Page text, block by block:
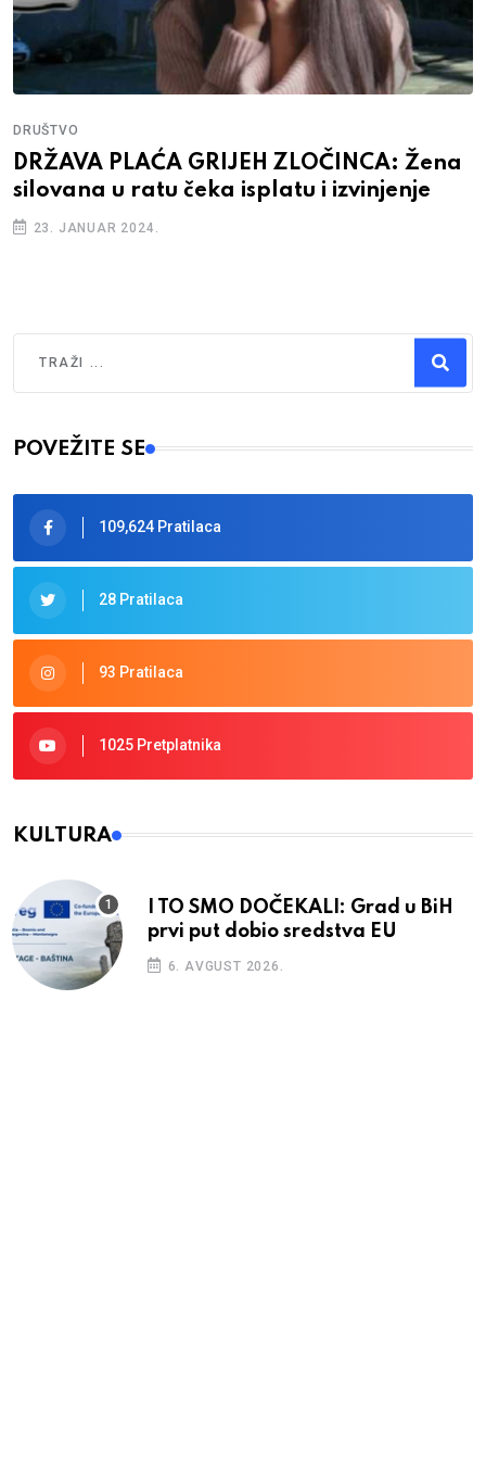
DRUŠTVO
DRŽAVA PLAĆA GRIJEH ZLOČINCA: Žena
silovana u ratu čeka isplatu i izvinjenje
23. JANUAR 2024.
Type 2 or more characters for results.
POVEŽITE SE
109,624 Pratilaca
28 Pratilaca
93 Pratilaca
1025 Pretplatnika
KULTURA
I TO SMO DOČEKALI: Grad u BiH
prvi put dobio sredstva EU
6. AVGUST 2026.